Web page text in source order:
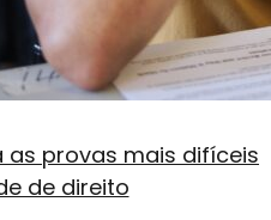
provas mais difíceis
de direito